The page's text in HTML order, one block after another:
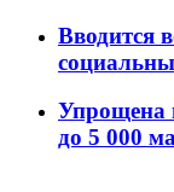
Вводится
Упрощена
до 5 000